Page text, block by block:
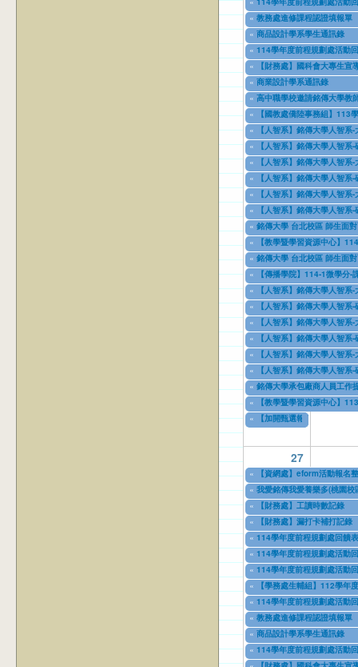
09/11/2023to01/02/2026
« 教務處進修課程認證填報單
11/08/2023to11/09/2026
« 商品設計學系學生通訊錄
11/08/2023to12/31/2027
« 114學年度前程規劃處活動
02/01/2024to06/30/2026
«
【財務處】國科會大專生
08/01/2024to10/31/2027
« 商業設計學系通訊錄
08/13/2024to08/13/2025
« 高中職學校邀請銘傳大學教
09/01/2024to08/31/2026
«
【國教處僑陸事務組】113
09/01/2024to07/31/2025
«
【人智系】銘傳大學人智
09/18/2024to09/18/2026
«
【人智系】銘傳大學人智
09/18/2024to09/18/2026
«
【人智系】銘傳大學人智
09/18/2024to09/18/2025
«
【人智系】銘傳大學人智
09/18/2024to09/18/2025
«
【人智系】銘傳大學人智
09/18/2024to09/18/2026
«
【人智系】銘傳大學人智
09/18/2024to09/18/2026
« 銘傳大學 台北校區 師生面
11/12/2024to12/31/2027
«
【教學暨學習資源中心】
02/12/2025to09/11/2025
« 銘傳大學 台北校區 師生面
03/03/2025to12/31/2028
«
【傳播學院】114-1微學分-
03/07/2025to12/31/2025
«
【人智系】銘傳大學人智
04/08/2025to04/08/2026
«
【人智系】銘傳大學人智
04/08/2025to04/08/2027
«
【人智系】銘傳大學人智
04/08/2025to04/08/2027
«
【人智系】銘傳大學人智
04/08/2025to04/08/2027
«
【人智系】銘傳大學人智
04/08/2025to04/08/2027
«
【人智系】銘傳大學人智
04/08/2025to04/08/2027
« 銘傳大學承包廠商人員工作
04/10/2025to04/10/2028
«
【教學暨學習資源中心】
06/13/2025to09/05/2025
«
【加開甄選報名】2026銘
07/07/2025to
27
«
【資網處】eform活動報名
03/27/2013to12/31/2027
« 我愛銘傳我愛養樂多(桃園校
09/02/2019to09/30/2025
«
【財務處】工讀時數記錄
11/12/2021to07/31/2027
«
【財務處】漏打卡補打記錄
11/15/2021to07/31/2027
« 114學年度前程規劃處回饋
04/17/2022to07/31/2026
« 114學年度前程規劃處活動
02/01/2023to06/30/2026
« 114學年度前程規劃處活動
03/01/2023to06/12/2026
«
【學務處生輔組】112學年
07/17/2023to12/31/2028
« 114學年度前程規劃處活動
09/11/2023to01/02/2026
« 教務處進修課程認證填報單
11/08/2023to11/09/2026
« 商品設計學系學生通訊錄
11/08/2023to12/31/2027
« 114學年度前程規劃處活動
02/01/2024to06/30/2026